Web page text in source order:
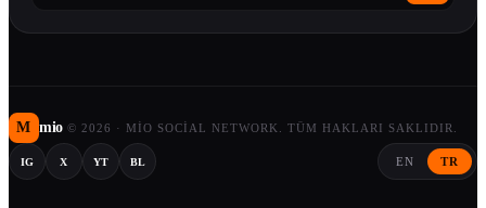
M mio © 2026 · MIO SOCIAL NETWORK. TÜM HAKLARI SAKLIDIR.
IG X YT BL EN TR